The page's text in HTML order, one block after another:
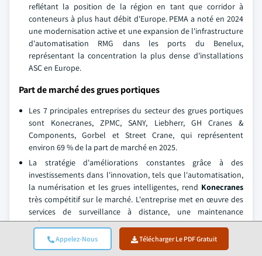
Appelez-Nous Télécharger Le PDF Gratuit
reflétant la position de la région en tant que corridor à
conteneurs à plus haut débit d'Europe. PEMA a noté en 2024
une modernisation active et une expansion de l'infrastructure
d'automatisation RMG dans les ports du Benelux,
représentant la concentration la plus dense d'installations
ASC en Europe.
Part de marché des grues portiques
Les 7 principales entreprises du secteur des grues portiques
sont Konecranes, ZPMC, SANY, Liebherr, GH Cranes &
Components, Gorbel et Street Crane, qui représentent
environ 69 % de la part de marché en 2025.
La stratégie d'améliorations constantes grâce à des
investissements dans l'innovation, tels que l'automatisation,
la numérisation et les grues intelligentes, rend Konecranes
très compétitif sur le marché. L'entreprise met en œuvre des
services de surveillance à distance, une maintenance
prédictive et des solutions de gestion de flotte. De plus, son
réseau mondial de centres de service ainsi que son accent sur
la création d'équipements de levage électriques durables lui